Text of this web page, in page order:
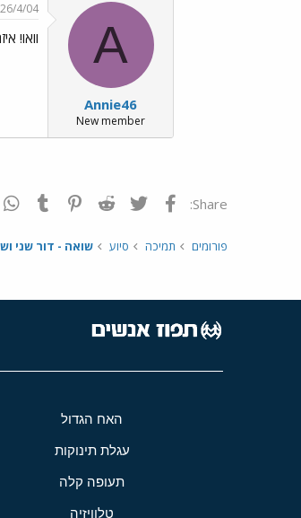
A
Annie46
New member
26/4/04
וואו!
Share: פייסבוק Twitter
Reddit
Pinterest
פורומים תמיכה סיוע שואה - דור שני
האח הגדול
עגלת תינוקות
תעופה קלה
טלוויזיה